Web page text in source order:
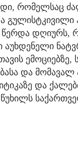
რო­მელ­საც
წერ­და
აუხ­დე­ნე­ლი
ემო­ცი­ებ­ზე,
და მო­მა­ვალ
და
წუ­ხილს